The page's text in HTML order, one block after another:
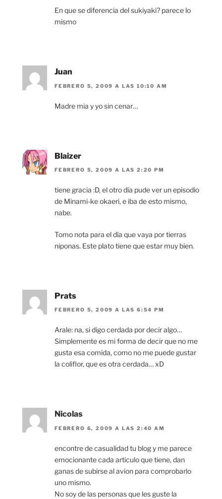
En que se diferencia del sukiyaki? parece lo
mismo
Juan
FEBRERO 5, 2009 A LAS 10:10 AM
Madre mia y yo sin cenar…
Blaizer
FEBRERO 5, 2009 A LAS 2:20 PM
tiene gracia :D, el otro día pude ver un episodio
de Minami-ke okaeri, e iba de esto mismo,
nabe.
Tomo nota para el día que vaya por tierras
niponas. Este plato tiene que estar muy bien.
Prats
FEBRERO 5, 2009 A LAS 6:54 PM
Arale: na, si digo cerdada por decir algo…
Simplemente es mi forma de decir que no me
gusta esa comida, como no me puede gustar
la coliflor, que es otra cerdada… xD
Nicolas
FEBRERO 6, 2009 A LAS 2:40 AM
encontre de casualidad tu blog y me parece
emocionante cada articulo que tiene, dan
ganas de subirse al avion para comprobarlo
uno mismo.
No soy de las personas que les guste la